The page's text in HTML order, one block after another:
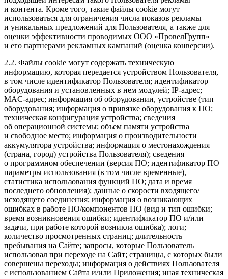
и контента. Кроме того, такие файлы cookie могут
использоваться для ограничения числа показов рекламы
и уникальных предложений для Пользователя, а также для
оценки эффективности проводимых ООО «ПровелГрупп»
и его партнерами рекламных кампаний (оценка конверсии).
2.2. Файлы cookie могут содержать техническую
информацию, которая передается устройством Пользователя,
в том числе идентификатор Пользователя; идентификатор
оборудования и установленных в нем модулей; IP-адрес;
MAC-адрес; информация об оборудовании, устройстве (тип
оборудования; информация о привязке оборудования к ПО;
техническая конфигурация устройства; сведения
об операционной системы; объем памяти устройства
и свободное место; информация о производительности
аккумулятора устройства; информация о местонахождения
(страна, город) устройства Пользователя); сведения
о программном обеспечении (версия ПО; идентификатор ПО
параметры использования (в том числе временные),
статистика использования функций ПО; дата и время
последнего обновления); данные о скорости входящего/
исходящего соединения; информация о возникающих
ошибках в работе ПО/компонентов ПО (вид и тип ошибки;
время возникновения ошибки; идентификатор ПО и/или
задачи, при работе которой возникла ошибка); логи;
количество просмотренных страниц; длительность
пребывания на Сайте; запросы, которые Пользователь
использовал при переходе на Сайт; страницы, с которых были
совершены переходы; информация о действиях Пользователя
с использованием Сайта и/или Приложения; иная техническая